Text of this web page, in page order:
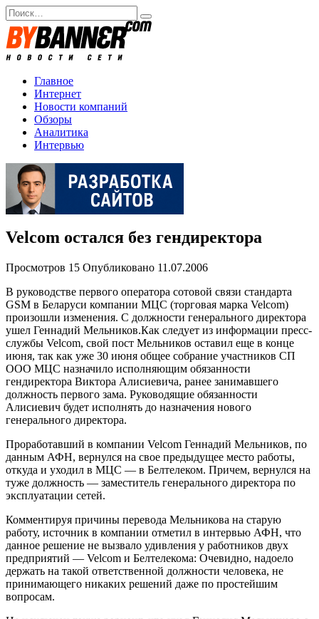
Перейти
к
содержанию
Search
for:
Главное
Интернет
Новости компаний
Обзоры
Аналитика
Интервью
Velcom остался без гендиректора
Просмотров 15 Опубликовано 11.07.2006
В руководстве первого оператора сотовой связи стандарта
GSM в Беларуси компании МЦС (торговая марка Velcom)
произошли изменения. С должности генерального директора
ушел Геннадий Мельников.Как следует из информации пресс-
службы Velcom, свой пост Мельников оставил еще в конце
июня, так как уже 30 июня общее собрание участников СП
ООО МЦС назначило исполняющим обязанности
гендиректора Виктора Алисиевича, ранее занимавшего
должность первого зама. Руководящие обязанности
Алисиевич будет исполнять до назначения нового
генерального директора.
Проработавший в компании Velcom Геннадий Мельников, по
данным АФН, вернулся на свое предыдущее место работы,
откуда и уходил в МЦС — в Белтелеком. Причем, вернулся на
туже должность — заместитель генерального директора по
эксплуатации сетей.
Комментируя причины перевода Мельникова на старую
работу, источник в компании отметил в интервью АФН, что
данное решение не вызвало удивления у работников двух
предприятий — Velcom и Белтелекома: Очевидно, надоело
держать на такой ответственной должности человека, не
принимающего никаких решений даже по простейшим
вопросам.